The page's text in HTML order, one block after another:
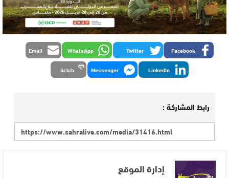
Facebook
Twitter
WhatsApp
Email
LinkedIn
Messenger طباعة
رابط المشاركة :
إدارة الموقع